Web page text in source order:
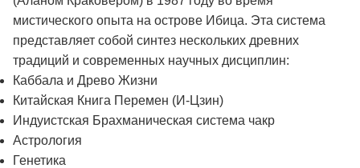
мистического опыта на острове Ибица. Эта система
представляет собой синтез нескольких древних
традиций и современных научных дисциплин:
Каббала и Древо Жизни
Китайская Книга Перемен (И-Цзин)
Индуистская Брахманическая система чакр
Астрология
Генетика